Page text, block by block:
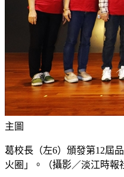
主圖
葛校長（左6）頒發第12屆
火圈」。（攝影／淡江時報